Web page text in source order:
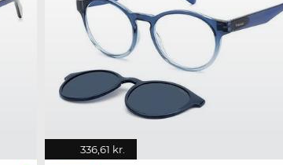
336,61 kr.